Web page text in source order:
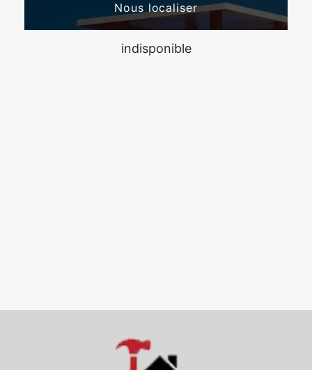
Nous localiser
indisponible